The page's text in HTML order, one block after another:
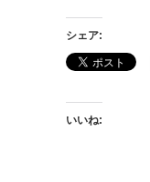
シェア:
いいね: